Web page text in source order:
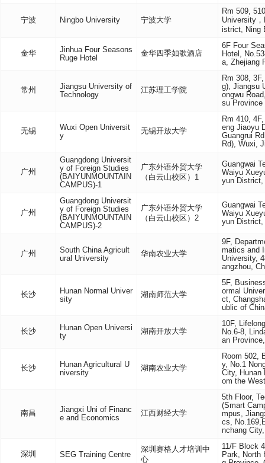
宁波 Ningbo University 宁波大学
Rm 509,
University
istrict, Ning
金华
Jinhua Four Seasons
Ruge Hotel
金华四季如歌酒店
6F Four
Hotel,
a, Zhejiang
常州
Jiangsu University of
Technology
江苏理工学院
Rm 308,
g), Jiangsu
ongwu
su Province
无锡
Wuxi Open Universit
y
无锡开放大学
Rm 410,
eng Jiaoyu
Guangrui
Rd), Wuxi,
广州
Guangdong Universit
y of Foreign Studies
(BAIYUNMOUNTAIN
CAMPUS)-1
广东外语外贸大学
（白云山校区）1
Guangwai
Waiyu
yun District,
广州
Guangdong Universit
y of Foreign Studies
(BAIYUNMOUNTAIN
CAMPUS)-2
广东外语外贸大学
（白云山校区）2
Guangwai
Waiyu
yun District,
广州
South China Agricult
ural University
华南农业大学
9F,
matics and
University,
angzhou,
长沙
Hunan Normal Univer
sity
湖南师范大学
5F,
ormal
ct,
ublic of
长沙
Hunan Open Universi
ty
湖南开放大学
10F,
No.6-8,
an
长沙
Hunan Agricultural U
niversity
湖南农业大学
Room 502,
y, No.1
City, Hunan
om the
南昌
Jiangxi Uni of Financ
e and Economics
江西财经大学
5th Floor,
(Smart
mpus,
cs,
nchang
深圳 SEG Training Centre
深圳赛格人才培训中
心
11/F Block
Park, North